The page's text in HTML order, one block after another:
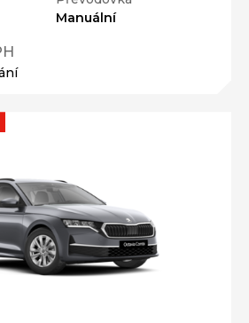
Manuální